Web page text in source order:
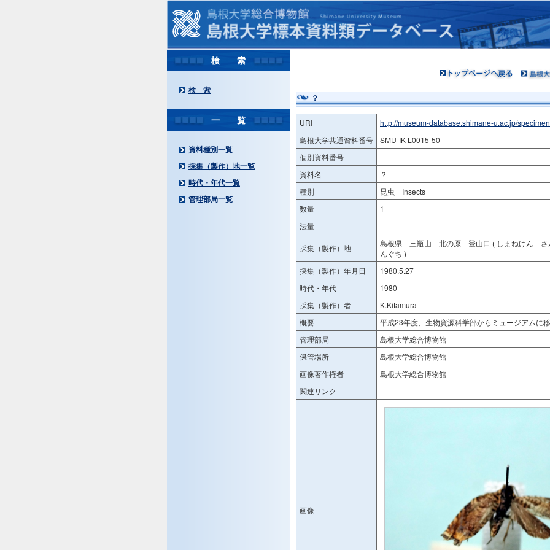
検 索
検 索
一 覧
資料種別一覧
採集（製作）地一覧
時代・年代一覧
管理部局一覧
？
URI
http://museum-database.shimane-u.ac.jp/
島根大学共通資料番号
SMU-IK-L0015-50
個別資料番号
資料名
？
種別
昆虫 Insects
数量
1
法量
採集（製作）地
島根県 三瓶山 北の原 登山口 ( しまねけん
んぐち )
採集（製作）年月日
1980.5.27
時代・年代
1980
採集（製作）者
K.Kitamura
概要
平成23年度、生物資源科学部からミュージアムに
管理部局
島根大学総合博物館
保管場所
島根大学総合博物館
画像著作権者
島根大学総合博物館
関連リンク
画像